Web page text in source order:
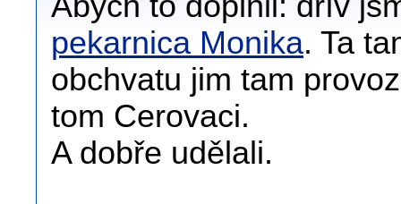
pekarnica Monika. Ta
obchvatu jim tam
tom Cerovaci.
A dobře udělali.